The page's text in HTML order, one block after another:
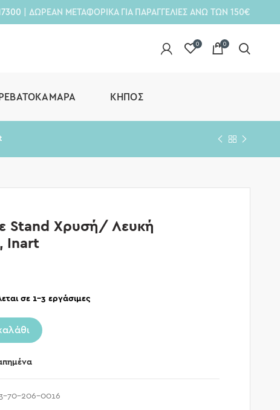
| ΔΩΡΕΑΝ ΜΕΤΑΦΟΡΙΚΑ ΓΙΑ ΠΑΡΑΓΓΕΛΙΕΣ ΑΝΩ ΤΩΝ 150€
0 0
ΚΉΠΟΣ
Stand Χρυσή/ Λευκή
Inart
σε 1-3 εργάσιμες
70-206-0016